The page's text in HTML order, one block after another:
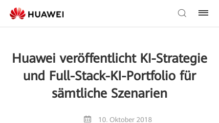
Huawei veröffentlicht KI-Strategie
und Full-Stack-KI-Portfolio für
sämtliche Szenarien
10. Oktober 2018